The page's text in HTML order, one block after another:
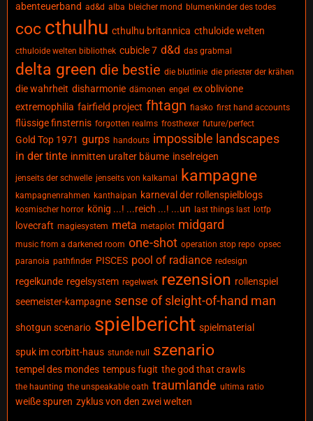
abenteuerband ad&d alba bleicher mond blumenkinder des todes
coc cthulhu cthulhu britannica cthuloide welten
cthuloide welten bibliothek cubicle 7 d&d das grabmal
delta green die bestie die blutlinie die priester der krähen
die wahrheit disharmonie dämonen engel ex oblivione
extremophilia fairfield project fhtagn fiasko first hand accounts
flüssige finsternis forgotten realms frosthexer future/perfect
Gold Top 1971 gurps handouts impossible landscapes
in der tinte inmitten uralter bäume inselreigen
jenseits der schwelle jenseits von kalkamal kampagne
kampagnenrahmen kanthaipan karneval der rollenspielblogs
kosmischer horror könig ...! ...reich ...! ...un last things last lotfp
lovecraft magiesystem meta metaplot midgard
music from a darkened room one-shot operation stop repo opsec
paranoia pathfinder PISCES pool of radiance redesign
regelkunde regelsystem regelwerk rezension rollenspiel
seemeister-kampagne sense of sleight-of-hand man
shotgun scenario spielbericht spielmaterial
spuk im corbitt-haus stunde null szenario
tempel des mondes tempus fugit the god that crawls
the haunting the unspeakable oath traumlande ultima ratio
weiße spuren zyklus von den zwei welten